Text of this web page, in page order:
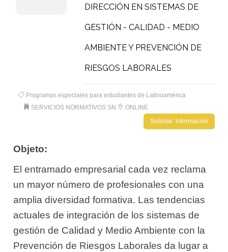
DIRECCIÓN EN SISTEMAS DE
GESTIÓN - CALIDAD - MEDIO
AMBIENTE Y PREVENCIÓN DE
RIESGOS LABORALES
Programas especiales para estudiantes de Latinoamérica
SERVICIOS NORMATIVOS SN
ONLINE
Solicitar información
Objeto:
El entramado empresarial cada vez reclama
un mayor número de profesionales con una
amplia diversidad formativa. Las tendencias
actuales de integración de los sistemas de
gestión de Calidad y Medio Ambiente con la
Prevención de Riesgos Laborales da lugar a